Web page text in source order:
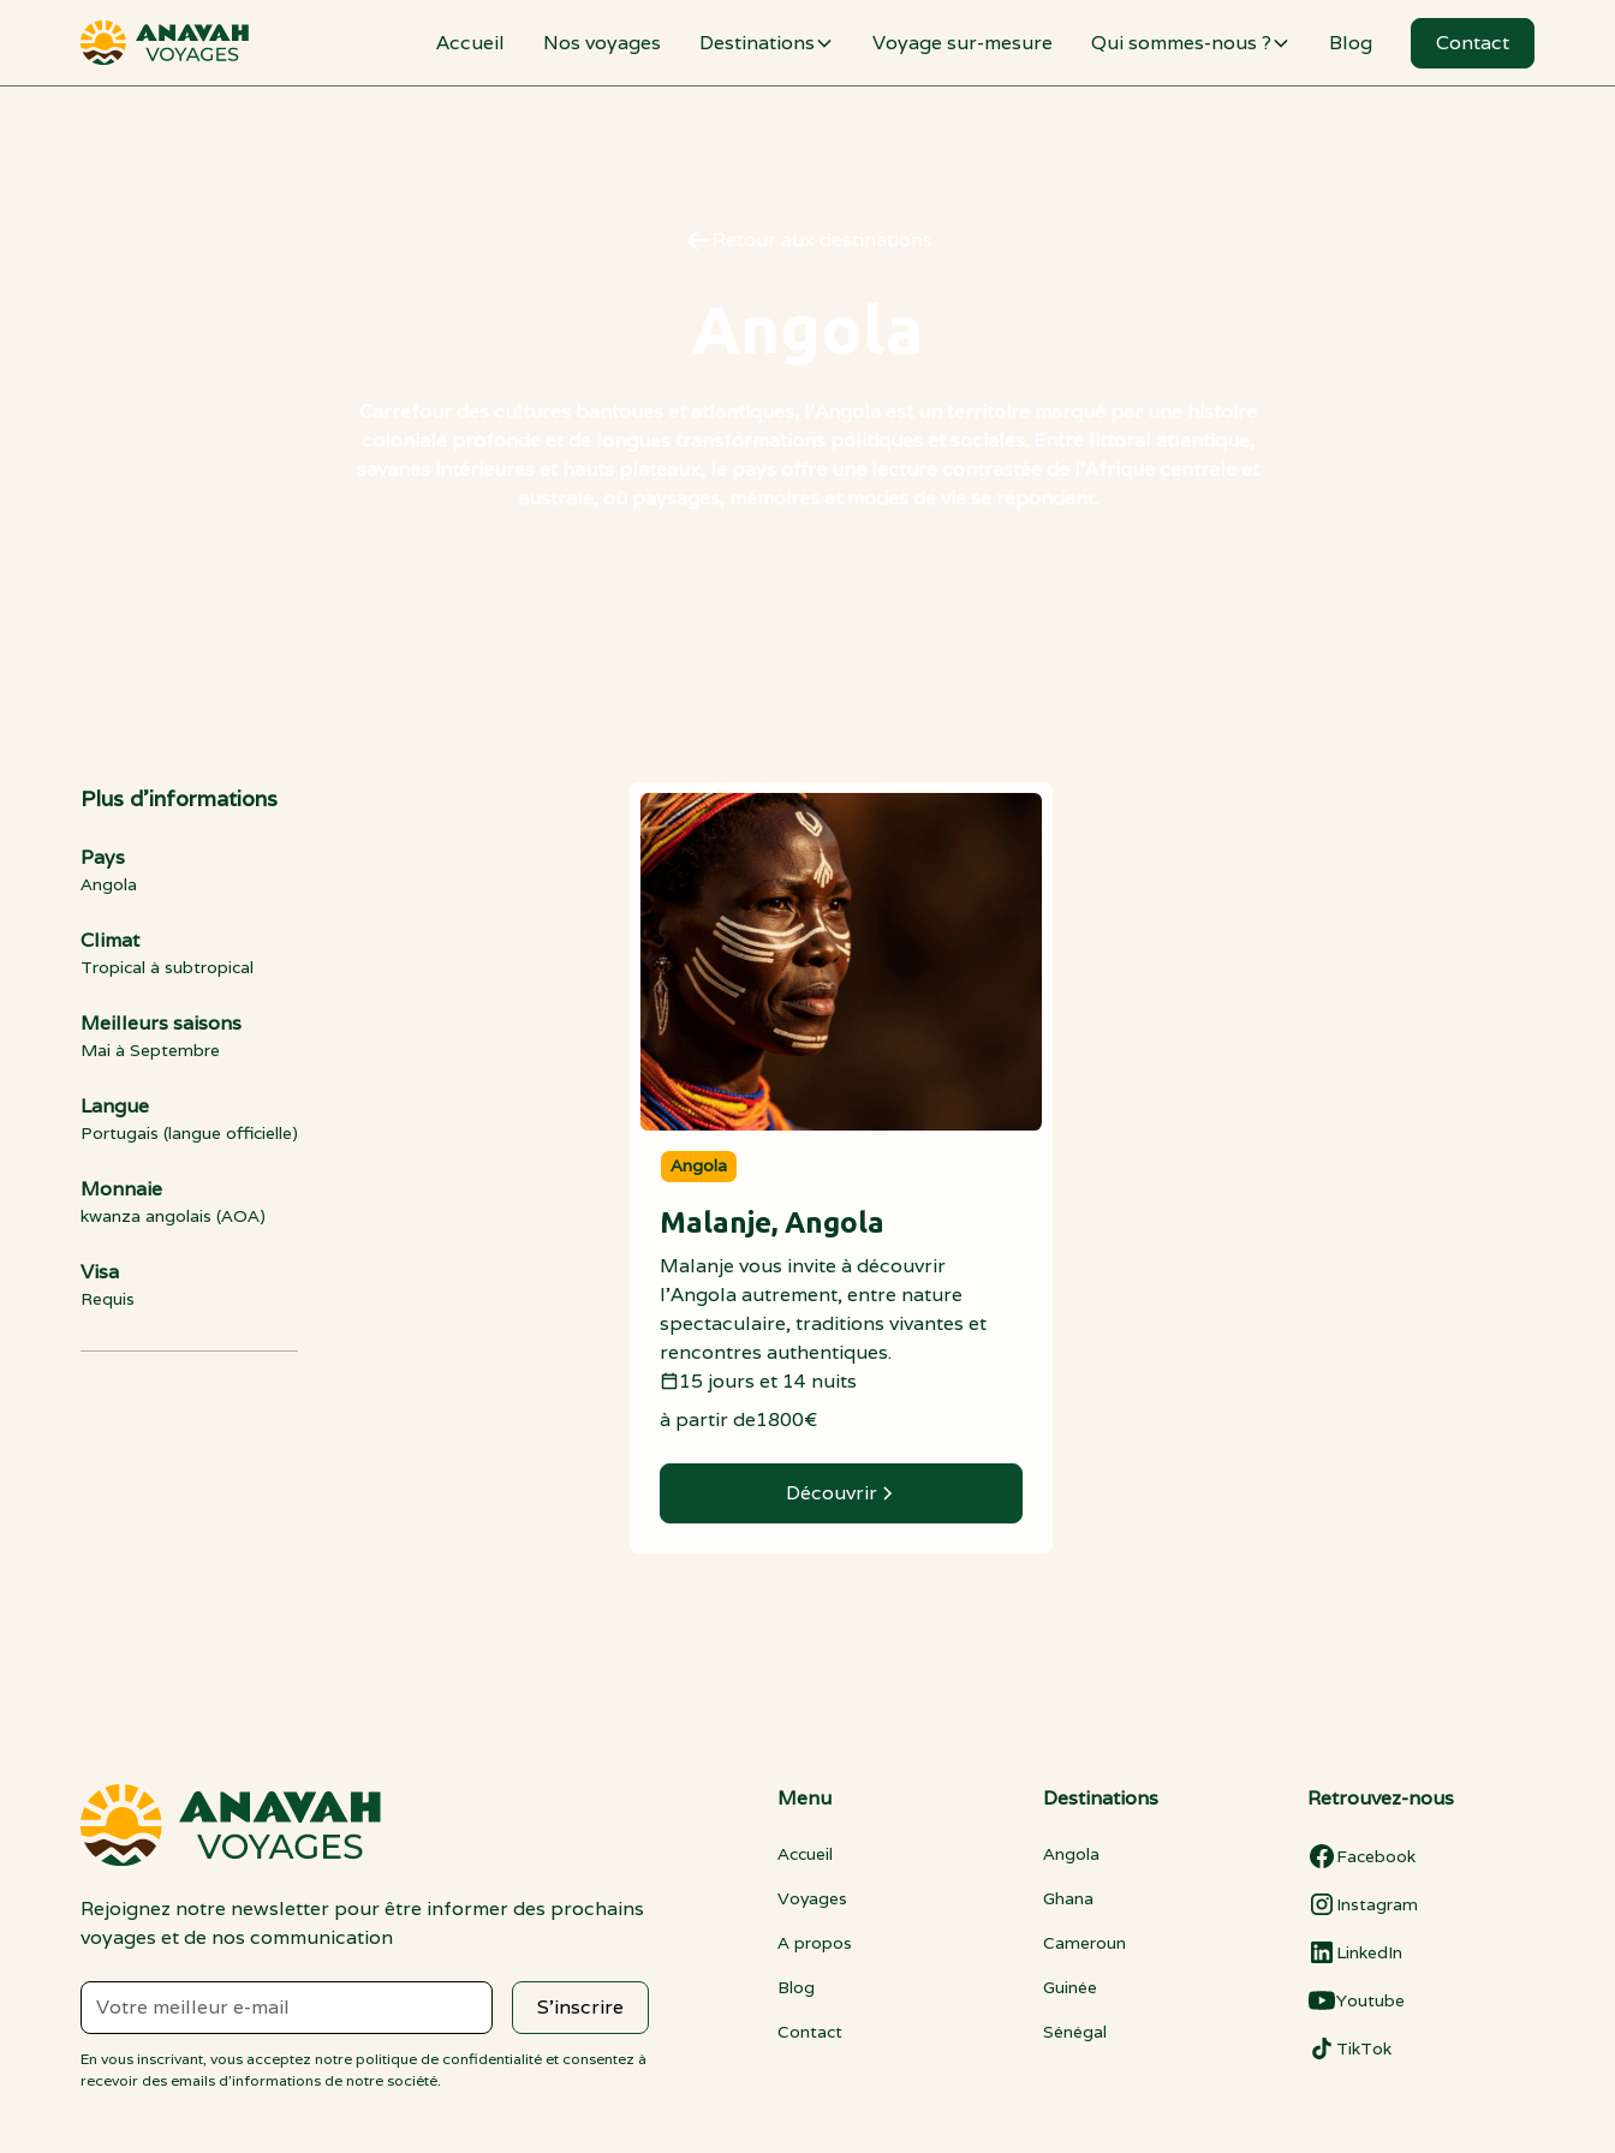
Accueil Nos voyages Destinations Voyage sur-mesure Qui sommes-nous ? Blog Contact
Plus d'informations
Pays
Angola
Climat
Tropical à subtropical
Meilleurs saisons
Mai à Septembre
Langue
Portugais (langue officielle)
Monnaie
kwanza angolais (AOA)
Visa
Requis
Angola
Malanje, Angola
Malanje vous invite à découvrir
l’Angola autrement, entre nature
spectaculaire, traditions vivantes et
rencontres authentiques.
15 jours et 14 nuits
à partir de1800€
Découvrir
Rejoignez notre newsletter pour être informer des prochains
voyages et de nos communication
En vous inscrivant, vous acceptez notre politique de confidentialité et consentez à
recevoir des emails d'informations de notre société.
Menu
Accueil
Voyages
A propos
Blog
Contact
Destinations
Angola
Ghana
Cameroun
Guinée
Sénégal
Retrouvez-nous
Facebook
Instagram
LinkedIn
Youtube
TikTok